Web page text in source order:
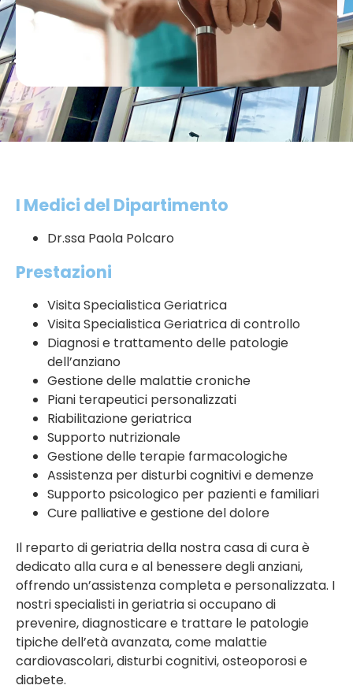
I Medici del Dipartimento
Dr.ssa Paola Polcaro
Prestazioni
Visita Specialistica Geriatrica
Visita Specialistica Geriatrica di controllo
Diagnosi e trattamento delle patologie
dell’anziano
Gestione delle malattie croniche
Piani terapeutici personalizzati
Riabilitazione geriatrica
Supporto nutrizionale
Gestione delle terapie farmacologiche
Assistenza per disturbi cognitivi e demenze
Supporto psicologico per pazienti e familiari
Cure palliative e gestione del dolore
Il reparto di geriatria della nostra casa di cura è
dedicato alla cura e al benessere degli anziani,
offrendo un’assistenza completa e personalizzata. I
nostri specialisti in geriatria si occupano di
prevenire, diagnosticare e trattare le patologie
tipiche dell’età avanzata, come malattie
cardiovascolari, disturbi cognitivi, osteoporosi e
diabete.